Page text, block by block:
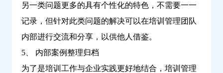
另一类问题更多的具有个性化的特色，不需要一一
记录，但针对此类问题的解决可以在培训管理团队
内部进行交流和分享，以供他人借鉴。
5、 内部案例整理归档
为了是培训工作与企业实践更好地结合，培训管理